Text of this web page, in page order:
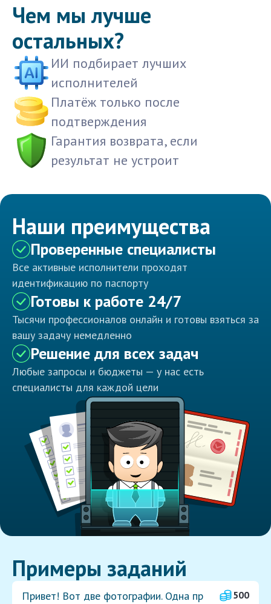
Чем мы лучше
остальных?
ИИ подбирает лучших
исполнителей
Платёж только после
подтверждения
Гарантия возврата, если
результат не устроит
Наши преимущества
Проверенные специалисты
Все активные исполнители проходят
идентификацию по паспорту
Готовы к работе 24/7
Тысячи профессионалов онлайн и готовы взяться за
вашу задачу немедленно
Решение для всех задач
Любые запросы и бюджеты — у нас есть
специалисты для каждой цели
Примеры заданий
Привет! Вот две фотографии. Одна пр
500